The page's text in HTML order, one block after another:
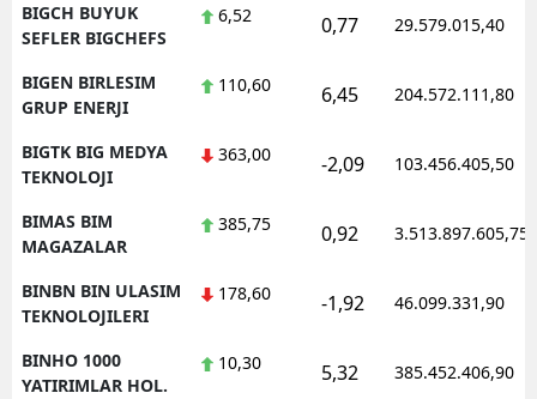
BIGCH BUYUK
SEFLER BIGCHEFS
6,52 0,77 29.579.015,40
BIGEN BIRLESIM
GRUP ENERJI
110,60 6,45 204.572.111,80
BIGTK BIG MEDYA
TEKNOLOJI
363,00 -2,09 103.456.405,50
BIMAS BIM
MAGAZALAR
385,75 0,92 3.513.897.605,75
BINBN BIN ULASIM
TEKNOLOJILERI
178,60 -1,92 46.099.331,90
BINHO 1000
YATIRIMLAR HOL.
10,30 5,32 385.452.406,90